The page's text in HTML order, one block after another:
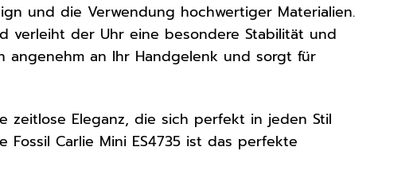
und die Verwendung hochwertiger Materialien.
verleiht der Uhr eine besondere Stabilität und
angenehm an Ihr Handgelenk und sorgt für
zeitlose Eleganz, die sich perfekt in jeden Stil
Carlie Mini ES4735 ist das perfekte